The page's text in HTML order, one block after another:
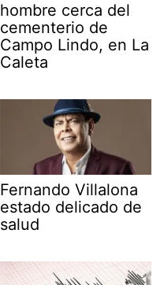
hombre cerca del
cementerio de
Campo Lindo, en La
Caleta
Fernando Villalona
estado delicado de
salud